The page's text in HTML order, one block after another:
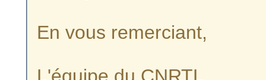
En vous remerciant,